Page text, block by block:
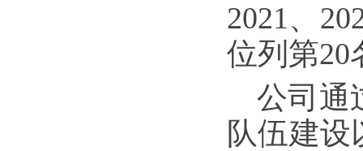
2021、
位列第20
公司通
队伍建